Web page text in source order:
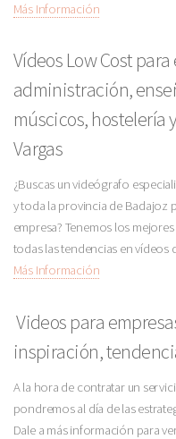
Más Información
Vídeos Low Cost
administración,
múscicos, hostelería
Vargas
¿Buscas un videógrafo
y toda la provincia de Badajoz
empresa? Tenemos los
todas las tendencias en vídeos
Más Información
Videos para
inspiración,
A la hora de contratar un
pondremos al día de las
Dale a más información para